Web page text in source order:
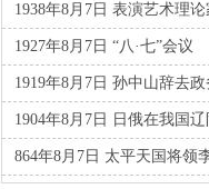
1938年8月7日 表演艺术理
1927年8月7日 “八·七”会议
1919年8月7日 孙中山辞去
1904年8月7日 日俄在我国
864年8月7日 太平天国将领